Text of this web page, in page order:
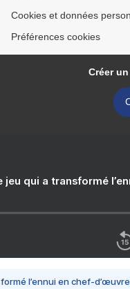
Cookies et données
Préférences cookies
Créer
jeu qui a transformé
l’ennui en chef-d’œuvre